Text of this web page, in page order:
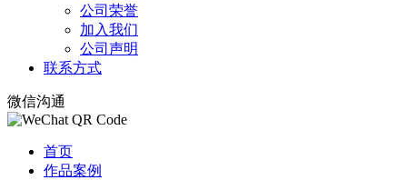
公司荣誉
加入我们
公司声明
联系方式
微信沟通
首页
作品案例